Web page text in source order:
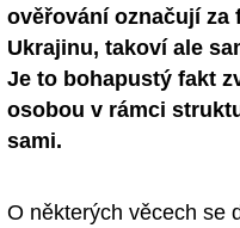
ověřování označují
Ukrajinu, takoví ale
Je to bohapustý fakt
osobou v rámci
sami.
O některých věcech se